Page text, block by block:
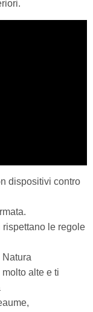
dispositivi contro
rispettano le regole
Natura
alte e ti